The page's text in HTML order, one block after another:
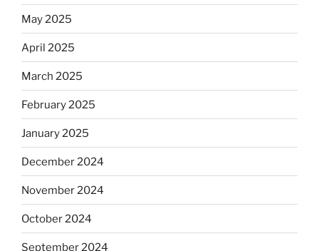
May 2025
April 2025
March 2025
February 2025
January 2025
December 2024
November 2024
October 2024
September 2024